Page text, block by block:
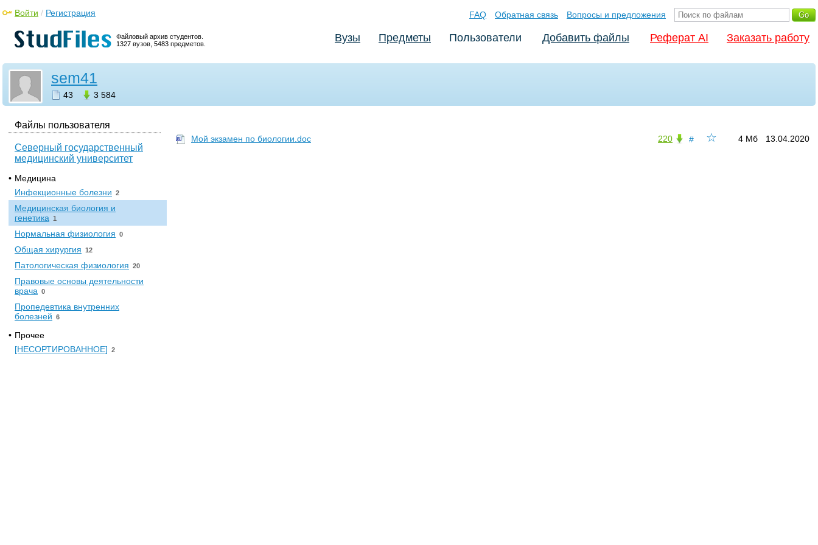
Файловый архив студентов.
1327 вузов, 5483 предметов.
Войти / Регистрация FAQ Обратная связь Вопросы и предложения
Вузы Предметы Пользователи Добавить файлы Реферат AI Заказать работу
sem41
43 3 584
Файлы пользователя
Северный государственный
медицинский университет
• Медицина
Инфекционные болезни 2
Медицинская биология и
генетика 1
Нормальная физиология 0
Общая хирургия 12
Патологическая физиология 20
Правовые основы деятельности
врача 0
Пропедевтика внутренних
болезней 6
• Прочее
[НЕСОРТИРОВАННОЕ] 2
☆
# 13.04.2020
4 Мб
220
Мой экзамен по биологии.doc